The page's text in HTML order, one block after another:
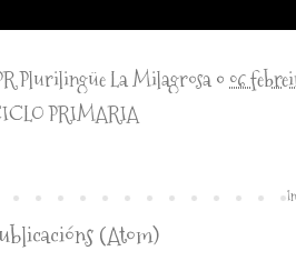
Plurilingüe La Milagrosao06
PRIMARIA
(Atom)